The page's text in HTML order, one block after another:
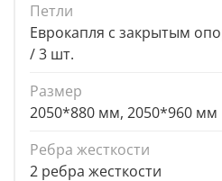
Петли
Еврокапля с закрытым
/ 3 шт.
Размер
2050*880 мм, 2050*960 мм
Ребра жесткости
2 ребра жесткости